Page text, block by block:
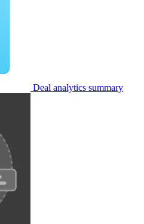
Deal analytics summary